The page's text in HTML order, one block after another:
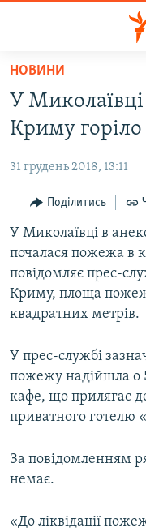
Перейти
основного
матеріалу
Перейти
до
навігації
Перейти
до
пошуку
ВІДЕО ТА ФОТО
ПОЛІТИКА
БЛОГИ
ПОГЛЯД
ІНТЕРВ'Ю
ВСЕ ЗА ДЕНЬ
СПЕЦПРОЕКТИ
ВІДЕОУРОКИ «ELIFBE»
СВІДЧЕННЯ ОКУПАЦІЇ
ІНФОГРАФІКА
ЯК ОБІЙТИ
Русский
Qırımtatar
ДОЛУЧАЙСЯ!
НОВИНИ
У
Криму
31 грудень 2018, 13:11
Поділитись
У Миколаївці в
почалася пожежа в
повідомляє прес-
Криму, площа
квадратних метрів.
У прес-службі
пожежу надійшла о
кафе, що прилягає
приватного готелю
За повідомленням
немає.
«До ліквідації